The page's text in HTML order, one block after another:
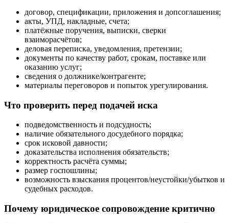
договор, спецификации, приложения и допсоглашения;
акты, УПД, накладные, счета;
платёжные поручения, выписки, сверки
взаиморасчётов;
деловая переписка, уведомления, претензии;
документы по качеству работ, срокам, поставке или
оказанию услуг;
сведения о должнике/контрагенте;
материалы переговоров и попыток урегулирования.
Что проверить перед подачей иска
подведомственность и подсудность;
наличие обязательного досудебного порядка;
срок исковой давности;
доказательства исполнения обязательств;
корректность расчёта суммы;
размер госпошлины;
возможность взыскания процентов/неустойки/убытков и
судебных расходов.
Почему юридическое сопровождение критично